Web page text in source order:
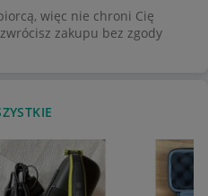
więc nie chroni Cię
zakupu bez zgody